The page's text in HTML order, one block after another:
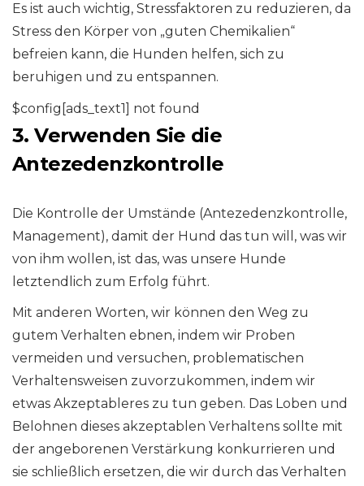
Es ist auch wichtig, Stressfaktoren zu reduzieren, da
Stress den Körper von „guten Chemikalien“
befreien kann, die Hunden helfen, sich zu
beruhigen und zu entspannen.
$config[ads_text1] not found
3. Verwenden Sie die
Antezedenzkontrolle
Die Kontrolle der Umstände (Antezedenzkontrolle,
Management), damit der Hund das tun will, was wir
von ihm wollen, ist das, was unsere Hunde
letztendlich zum Erfolg führt.
Mit anderen Worten, wir können den Weg zu
gutem Verhalten ebnen, indem wir Proben
vermeiden und versuchen, problematischen
Verhaltensweisen zuvorzukommen, indem wir
etwas Akzeptableres zu tun geben. Das Loben und
Belohnen dieses akzeptablen Verhaltens sollte mit
der angeborenen Verstärkung konkurrieren und
sie schließlich ersetzen, die wir durch das Verhalten